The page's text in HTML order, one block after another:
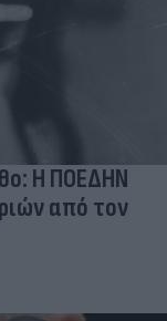
Η ΠΟΕΔΗΝ
από τον